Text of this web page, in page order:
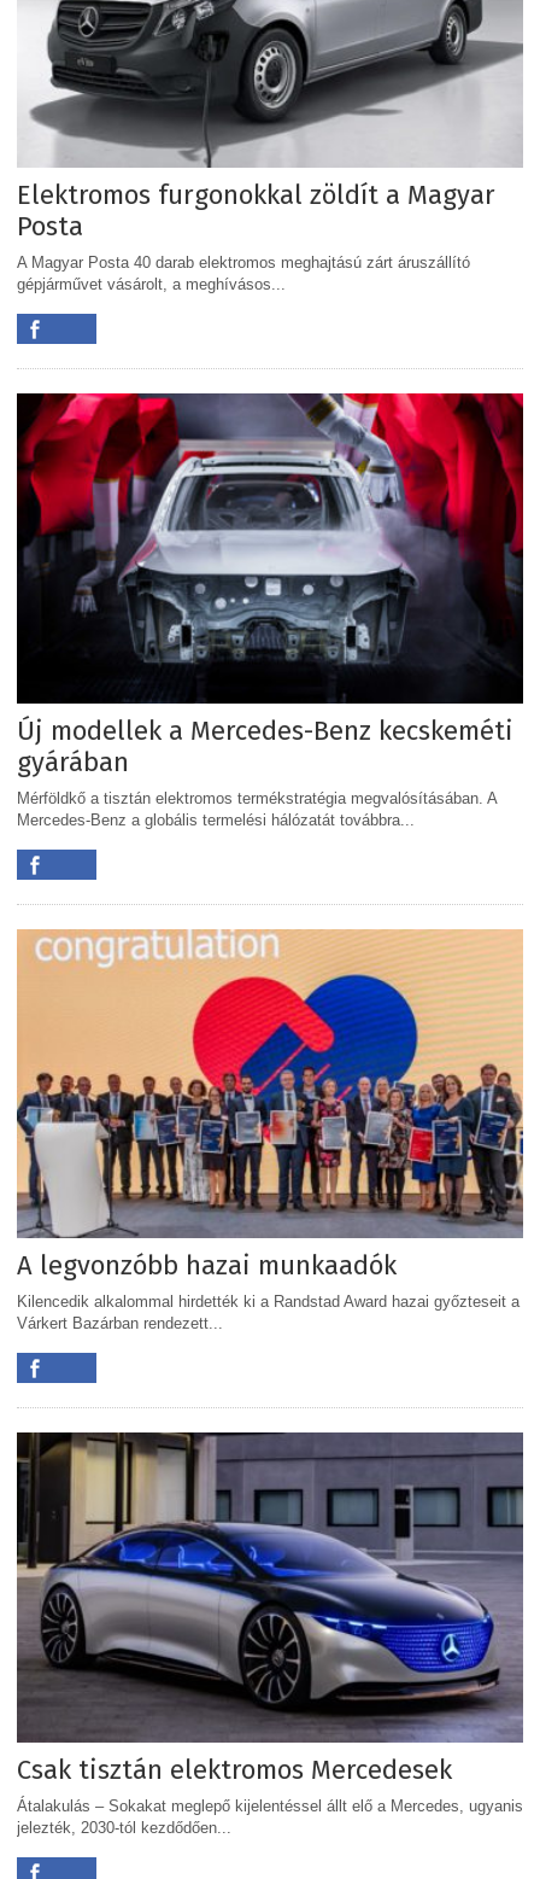
Elektromos furgonokkal zöldít a Magyar
Posta
A Magyar Posta 40 darab elektromos meghajtású zárt áruszállító
gépjárművet vásárolt, a meghívásos...
Új modellek a Mercedes-Benz kecskeméti
gyárában
Mérföldkő a tisztán elektromos termékstratégia megvalósításában. A
Mercedes-Benz a globális termelési hálózatát továbbra...
A legvonzóbb hazai munkaadók
Kilencedik alkalommal hirdették ki a Randstad Award hazai győzteseit a
Várkert Bazárban rendezett...
Csak tisztán elektromos Mercedesek
Átalakulás – Sokakat meglepő kijelentéssel állt elő a Mercedes, ugyanis
jelezték, 2030-tól kezdődően...